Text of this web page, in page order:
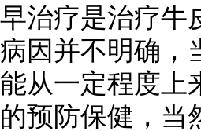
早治疗是治疗牛
病因并不明确，
能从一定程度上
的预防保健，当